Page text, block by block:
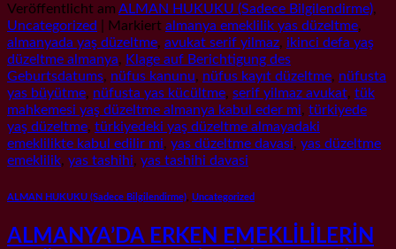
Veröffentlicht am ALMAN HUKUKU (Sadece Bilgilendirme),
Uncategorized
Markiert almanya emeklilik yas düzeltme,
almanyada yaş düzeltme, avukat serif yilmaz, ikinci defa yaş
düzeltme almanya, Klage auf Berichtigung des
Geburtsdatums, nüfus kanunu, nüfus kayıt düzeltme, nüfusta
yas büyütme, nüfusta yas kücültme, serif yilmaz avukat, tük
mahkemesi yaş düzeltme almanya kabul eder mi, türkiyede
yaş düzeltme, türkiyedeki yaş düzeltme almayadaki
emeklilikte kabul edilir mi, yas düzeltme davasi, yas düzeltme
emeklilik, yas tashihi, yas tashihi davasi
ALMAN HUKUKU (Sadece Bilgilendirme) Uncategorized
ALMANYA’DA ERKEN EMEKLİLİLERİN